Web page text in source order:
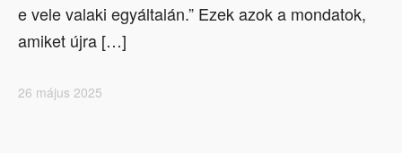
e vele valaki egyáltalán.” Ezek azok a mondatok,
amiket újra […]
26 május 2025